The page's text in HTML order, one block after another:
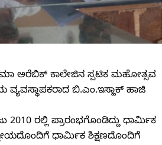
ಅರೆಬಿಕ್ ಕಾಲೇಜಿನ ಸ್ಪಟಿಕ ಮಹೋತ್ಸವ
ಬಿ.ಎಂ.ಇಸ್ಹಾಕ್ ಹಾಜಿ
ರಲ್ಲಿ ಪ್ರಾರಂಭಗೊಂಡಿದ್ದು ಧಾರ್ಮಿಕ
ಧಾರ್ಮಿಕ ಶಿಕ್ಷಣದೊಂದಿಗೆ